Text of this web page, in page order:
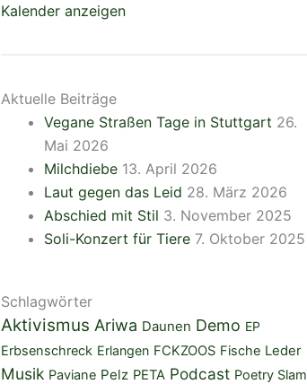
Kalender anzeigen
Aktuelle Beiträge
Vegane Straßen Tage in Stuttgart 26.
Mai 2026
Milchdiebe 13. April 2026
Laut gegen das Leid 28. März 2026
Abschied mit Stil 3. November 2025
Soli-Konzert für Tiere 7. Oktober 2025
Schlagwörter
Aktivismus Ariwa Daunen Demo EP
Erbsenschreck Erlangen FCKZOOS Fische Leder
Musik Paviane Pelz PETA Podcast Poetry Slam